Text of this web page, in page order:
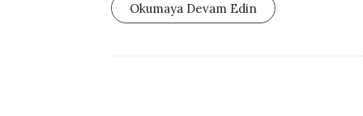
s
Okumaya Devam Edin